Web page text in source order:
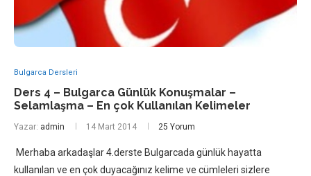
Bulgarca Dersleri
Ders 4 – Bulgarca Günlük Konuşmalar –
Selamlaşma – En çok Kullanılan Kelimeler
Yazar: admin 14 Mart 2014 25 Yorum
Merhaba arkadaşlar 4.derste Bulgarcada günlük hayatta
kullanılan ve en çok duyacağınız kelime ve cümleleri sizlere